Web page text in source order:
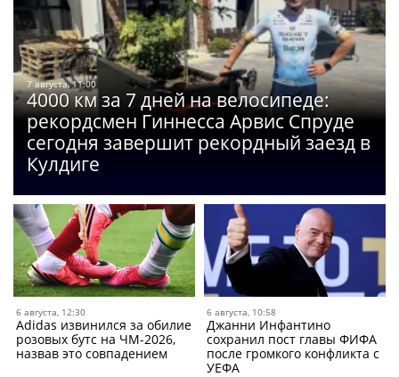
7 августа, 11:00
4000 км за 7 дней на велосипеде:
рекордсмен Гиннесса Арвис Спруде
сегодня завершит рекордный заезд в
Кулдиге
6 августа, 12:30
Adidas извинился за обилие
розовых бутс на ЧМ-2026,
назвав это совпадением
6 августа, 10:58
Джанни Инфантино
сохранил пост главы ФИФА
после громкого конфликта с
УЕФА